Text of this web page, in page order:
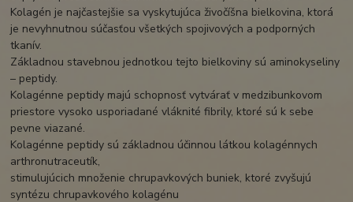
Kolagén je najčastejšie sa vyskytujúca živočíšna bielkovina, ktorá
je nevyhnutnou súčasťou všetkých spojivových a podporných
tkanív.
Základnou stavebnou jednotkou tejto bielkoviny sú aminokyseliny
– peptidy.
Kolagénne peptidy majú schopnosť vytvárať v medzibunkovom
priestore vysoko usporiadané vláknité fibrily, ktoré sú k sebe
pevne viazané.
Kolagénne peptidy sú základnou účinnou látkou kolagénnych
arthronutraceutík,
stimulujúcich množenie chrupavkových buniek, ktoré zvyšujú
syntézu chrupavkového kolagénu